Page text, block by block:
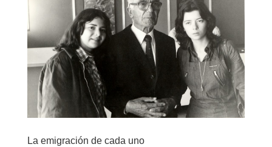
La emigración de cada uno